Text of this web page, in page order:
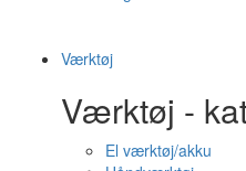
Værktøj
Værktøj -
El værktøj/akku